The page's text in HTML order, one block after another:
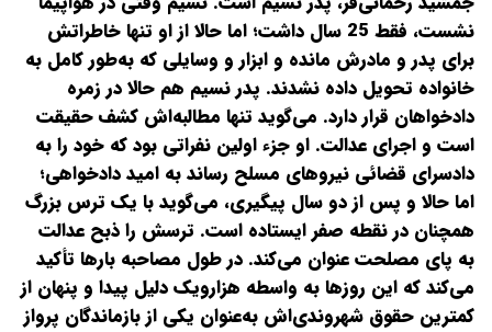
نشست، فقط 25 سال داشت؛ اما حالا از او تنها خاطراتش
برای پدر و مادرش مانده و ابزار و وسایلی که به‌طور کامل به
خانواده تحویل داده نشدند. پدر نسیم هم حالا در زمره
دادخواهان قرار دارد. می‌گوید تنها مطالبه‌اش کشف حقیقت
است و اجرای عدالت. او جزء اولین نفراتی بود که خود را به
دادسرای قضائی نیروهای مسلح رساند به امید دادخواهی؛
اما حالا و پس از دو سال پیگیری، می‌گوید با یک ترس بزرگ
همچنان در نقطه صفر ایستاده است. ترسش را ذبح عدالت
به پای مصلحت عنوان می‌کند. در طول مصاحبه بارها تأکید
می‌کند که این روزها به واسطه هزار‌و‌یک دلیل پیدا و پنهان از
کمترین حقوق شهروندی‌اش به‌عنوان یکی از بازماندگان پرواز